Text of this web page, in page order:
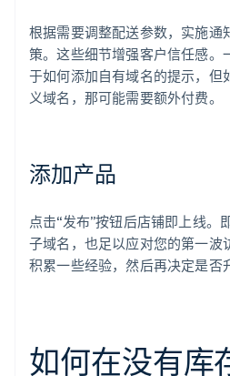
根据需要调整配送参数，实施通
策。这些细节增强客户信任感。
于如何添加自有域名的提示，但
义域名，那可能需要额外付费。
添加产品
点击“发布”按钮后店铺即上线。
子域名，也足以应对您的第一波
积累一些经验，然后再决定是否
如何在没有库